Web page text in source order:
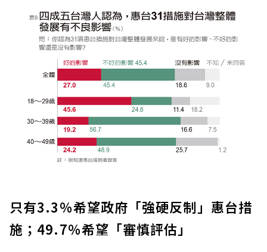
只有3.3％希望政府「強硬反制」惠台措
施；49.7％希望「審慎評估」